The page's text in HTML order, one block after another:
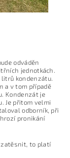
odváděn
jednotkách.
litrů kondenzátu.
a v tom případě
Kondenzát je
Je přitom velmi
odborník, při
pronikání
zatěsnit, to platí